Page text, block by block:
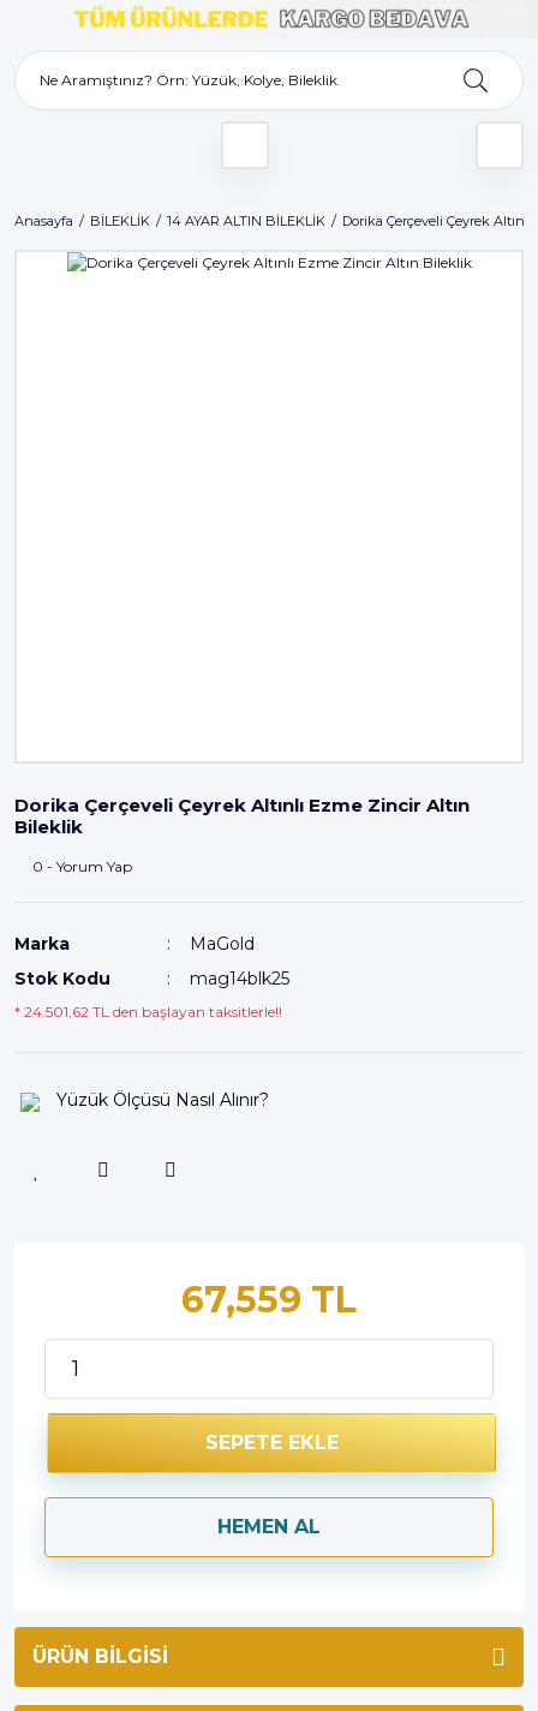
Anasayfa BİLEKLİK 14 AYAR ALTIN BİLEKLİK Dorika Çerçeveli Çeyrek
Dorika Çerçeveli Çeyrek Altınlı Ezme Zincir Altın
Bileklik
0 - Yorum Yap
Marka
MaGold
Stok Kodu
mag14blk25
* 24.501,62 TL den başlayan taksitlerle!!
Yüzük Ölçüsü Nasıl Alınır?
67,559 TL
SEPETE EKLE
HEMEN AL
ÜRÜN BILGISI